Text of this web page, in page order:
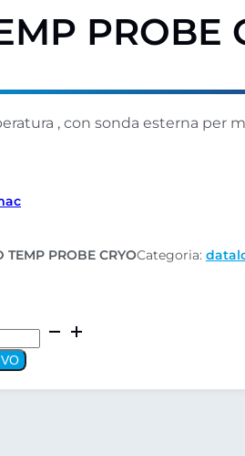
PROBE
, con sonda esterna per
PROBE CRYOCategoria: